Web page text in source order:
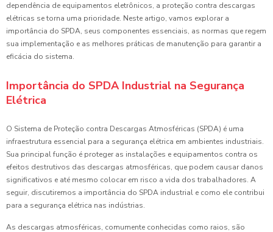
dependência de equipamentos eletrônicos, a proteção contra descargas
elétricas se torna uma prioridade. Neste artigo, vamos explorar a
importância do SPDA, seus componentes essenciais, as normas que regem
sua implementação e as melhores práticas de manutenção para garantir a
eficácia do sistema.
Importância do SPDA Industrial na Segurança
Elétrica
O Sistema de Proteção contra Descargas Atmosféricas (SPDA) é uma
infraestrutura essencial para a segurança elétrica em ambientes industriais.
Sua principal função é proteger as instalações e equipamentos contra os
efeitos destrutivos das descargas atmosféricas, que podem causar danos
significativos e até mesmo colocar em risco a vida dos trabalhadores. A
seguir, discutiremos a importância do SPDA industrial e como ele contribui
para a segurança elétrica nas indústrias.
As descargas atmosféricas, comumente conhecidas como raios, são